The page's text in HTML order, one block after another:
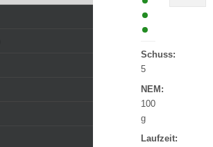
Schuss:
5
NEM:
100
g
Laufzeit: